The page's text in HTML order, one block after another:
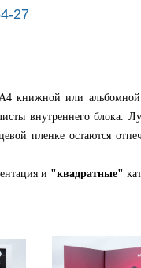
27
или альбомной
внутреннего блока.
пленке остаются
и "квадратные"